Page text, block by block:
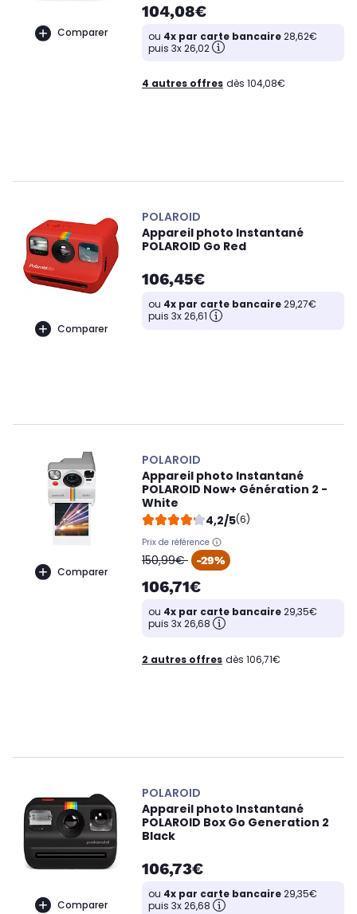
Comparer
104,08€
ou 4x par carte bancaire28,62€
puis 3x 26,02
4 autres offres dès 104,08€
Comparer
POLAROID
Appareil photo Instantané
POLAROID Go Red
106,45€
ou 4x par carte bancaire29,27€
puis 3x 26,61
Comparer
POLAROID
Appareil photo Instantané
POLAROID Now+ Génération 2 -
White
4,2/5(6)
Prix de référence
oldPrice
150,99€ -29%
106,71€
ou 4x par carte bancaire29,35€
puis 3x 26,68
2 autres offres dès 106,71€
Comparer
POLAROID
Appareil photo Instantané
POLAROID Box Go Generation 2
Black
106,73€
ou 4x par carte bancaire29,35€
puis 3x 26,68